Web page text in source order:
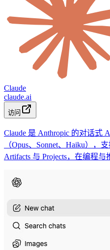
Claude
claude.ai
访问
Claude 是 Anthropic 的对话式
（Opus、Sonnet、Haiku），
Artifacts 与 Projects，在编程与